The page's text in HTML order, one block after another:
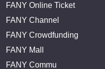
FANY Online Ticket
FANY Channel
FANY Crowdfunding
FANY Mall
FANY Commu